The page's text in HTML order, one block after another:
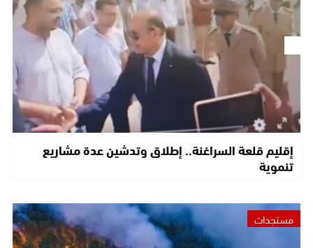
إقليم قلعة السراغنة.. إطلاق وتدشين عدة مشاريع
تنموية
مستجدات